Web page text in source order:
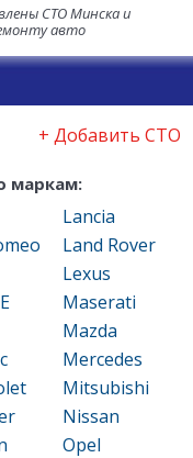
СТО Минска и
авто
+ Добавить СТО
маркам:
Lancia
Land Rover
Lexus
Maserati
Mazda
Mercedes
Mitsubishi
Nissan
Opel